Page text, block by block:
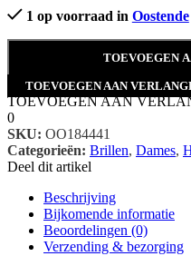
1 op voorraad in Oostende
TOEVOEGEN
TOEVOEGEN AAN
TOEVOEGEN AAN
0
SKU: OO184441
Categorieën: Brillen, Dames,
Deel dit artikel
Beschrijving
Bijkomende informatie
Beoordelingen (0)
Verzending & bezorging